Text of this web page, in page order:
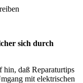
sich durch
hin, daß Reparaturtips
mit elektrischen